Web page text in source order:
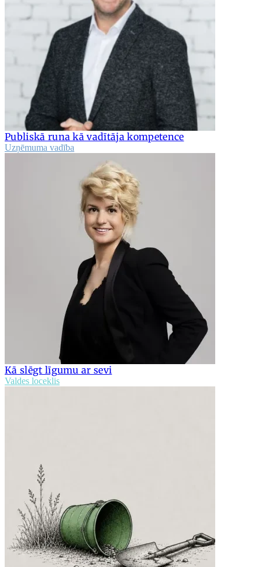
Publiskā runa kā vadītāja kompetence
Uzņēmuma vadība
Kā slēgt līgumu ar sevi
Valdes loceklis